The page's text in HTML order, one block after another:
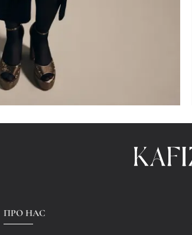
ПРО НАС